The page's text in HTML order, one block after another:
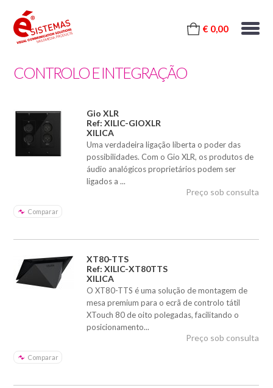
€ 0,00
CONTROLO E INTEGRAÇÃO
Gio XLR
Ref: XILIC-GIOXLR
XILICA
Uma verdadeira ligação liberta o poder das
possibilidades. Com o Gio XLR, os produtos de
áudio analógicos proprietários podem ser
ligados a ...
Comparar
Preço sob consulta
XT80-TTS
Ref: XILIC-XT80TTS
XILICA
O XT80-TTS é uma solução de montagem de
mesa premium para o ecrã de controlo tátil
XTouch 80 de oito polegadas, facilitando o
posicionamento...
Comparar
Preço sob consulta